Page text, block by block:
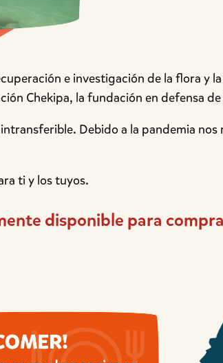
e investigación de la flora y
Chekipa, la fundación en defensa
Debido a la pandemia
ti y los tuyos.
disponible para